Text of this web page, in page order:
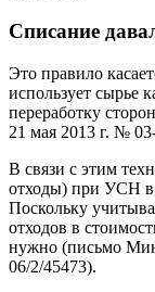
Списание
Это правило
использует сырье
переработку
21 мая 2013 г. №
В связи с этим
отходы) при УСН в
Поскольку
отходов в
нужно (письмо
06/2/45473).